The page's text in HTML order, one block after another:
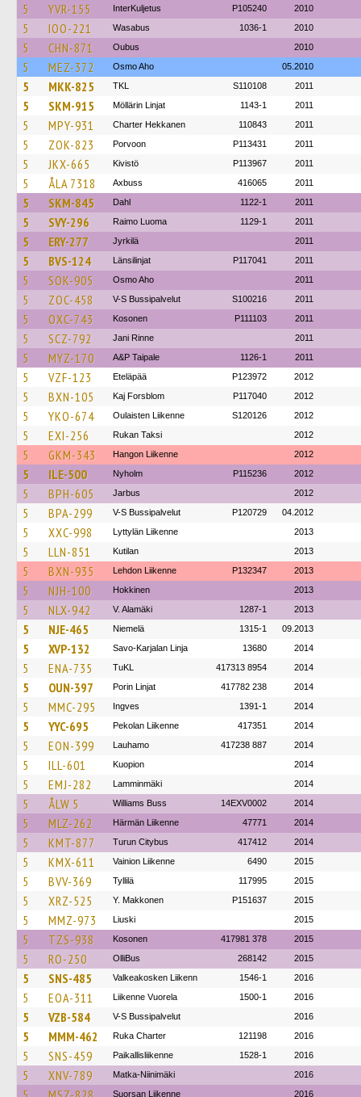
5 YVR-155 InterKuljetus P105240 2010
5 IOO-221 Wasabus 1036-1 2010
5 CHN-871 Oubus 2010
5 MEZ-372 Osmo Aho 05.2010
5 MKK-825 TKL S110108 2011
5 SKM-915 Möllärin Linjat 1143-1 2011
5 MPY-931 Charter Hekkanen 110843 2011
5 ZOK-823 Porvoon P113431 2011
5 JKX-665 Kivistö P113967 2011
5 ÅLA 7318 Axbuss 416065 2011
5 SKM-845 Dahl 1122-1 2011
5 SVY-296 Raimo Luoma 1129-1 2011
5 ERY-277 Jyrkilä 2011
5 BVS-124 Länsilinjat P117041 2011
5 SOK-905 Osmo Aho 2011
5 ZOC-458 V-S Bussipalvelut S100216 2011
5 OXC-743 Kosonen P111103 2011
5 SCZ-792 Jani Rinne 2011
5 MYZ-170 A&P Taipale 1126-1 2011
5 VZF-123 Eteläpää P123972 2012
5 BXN-105 Kaj Forsblom P117040 2012
5 YKO-674 Oulaisten Liikenne S120126 2012
5 EXI-256 Rukan Taksi 2012
5 GKM-343 Hangon Liikenne 2012
5 ILE-500 Nyholm P115236 2012
5 BPH-605 Jarbus 2012
5 BPA-299 V-S Bussipalvelut P120729 04.2012
5 XXC-998 Lyttylän Liikenne 2013
5 LLN-851 Kutilan 2013
5 BXN-935 Lehdon Liikenne P132347 2013
5 NJH-100 Hokkinen 2013
5 NLX-942 V. Alamäki 1287-1 2013
5 NJE-465 Niemelä 1315-1 09.2013
5 XVP-132 Savo-Karjalan Linja 13680 2014
5 ENA-735 TuKL 417313 8954 2014
5 OUN-397 Porin Linjat 417782 238 2014
5 MMC-295 Ingves 1391-1 2014
5 YYC-695 Pekolan Liikenne 417351 2014
5 EON-399 Lauhamo 417238 887 2014
5 ILL-601 Kuopion 2014
5 EMJ-282 Lamminmäki 2014
5 ÅLW 5 Williams Buss 14EXV0002 2014
5 MLZ-262 Härmän Liikenne 47771 2014
5 KMT-877 Turun Citybus 417412 2014
5 KMX-611 Vainion Liikenne 6490 2015
5 BVV-369 Tyllilä 117995 2015
5 XRZ-525 Y. Makkonen P151637 2015
5 MMZ-973 Liuski 2015
5 TZS-938 Kosonen 417981 378 2015
5 RO-250 OlliBus 268142 2015
5 SNS-485 Valkeakosken Liikenn 1546-1 2016
5 EOA-311 Liikenne Vuorela 1500-1 2016
5 VZB-584 V-S Bussipalvelut 2016
5 MMM-462 Ruka Charter 121198 2016
5 SNS-459 Paikallisliikenne 1528-1 2016
5 XNV-789 Matka-Niinimäki 2016
Suorsan Liikenne 2016